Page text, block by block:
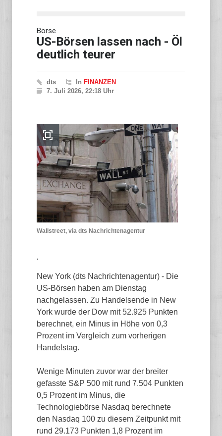
ehemalige
Wehrdienstleistende an
Börse
US-Börsen lassen nach - Öl
deutlich teurer
dts In FINANZEN
7. Juli 2026, 22:18 Uhr
Wallstreet, via dts Nachrichtenagentur
.
New York (dts Nachrichtenagentur) - Die
US-Börsen haben am Dienstag
nachgelassen. Zu Handelsende in New
York wurde der Dow mit 52.925 Punkten
berechnet, ein Minus in Höhe von 0,3
Prozent im Vergleich zum vorherigen
Handelstag.
Wenige Minuten zuvor war der breiter
gefasste S&P 500 mit rund 7.504 Punkten
0,5 Prozent im Minus, die
Technologiebörse Nasdaq berechnete
den Nasdaq 100 zu diesem Zeitpunkt mit
rund 29.173 Punkten 1,8 Prozent im